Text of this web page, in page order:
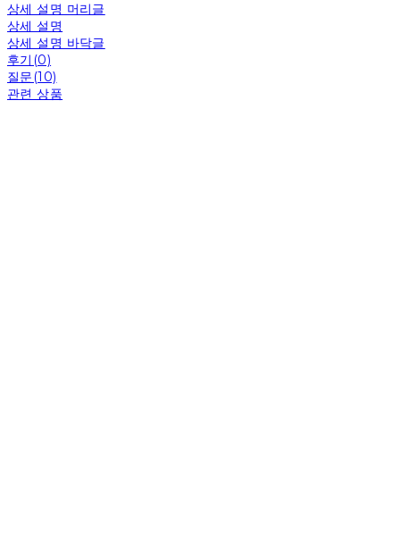
상세 설명 머리글
상세 설명
상세 설명 바닥글
후기(0)
질문(10)
관련 상품